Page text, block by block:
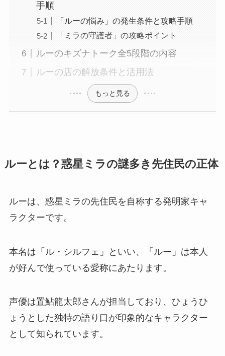
手順
「ルーの悩み」の発生条件と攻略手順
「ミラの守護者」の攻略ポイント
ルーのキズナトーク全5段階の内容
ルーの店の解放条件と活用法
もっと見る
ルーとは？惑星ミラの謎多き先住民の正体
ルーは、惑星ミラの先住民を自称する発明家キャ
ラクターです。
本名は「ル・シルフェ」といい、「ルー」は本人
が好んで使っている愛称にあたります。
声優は置鮎龍太郎さんが担当しており、ひょうひ
ょうとした独特の語り口が印象的なキャラクター
として知られています。